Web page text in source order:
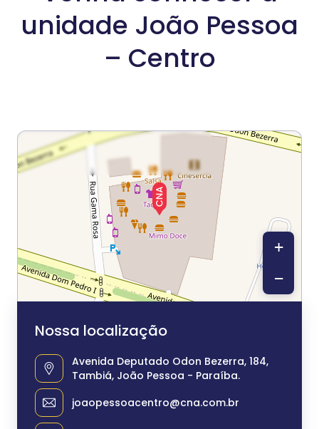
unidade João Pessoa
– Centro
Nossa localização
Avenida Deputado Odon Bezerra, 184,
Tambiá, João Pessoa - Paraíba.
joaopessoacentro@cna.com.br
+
−